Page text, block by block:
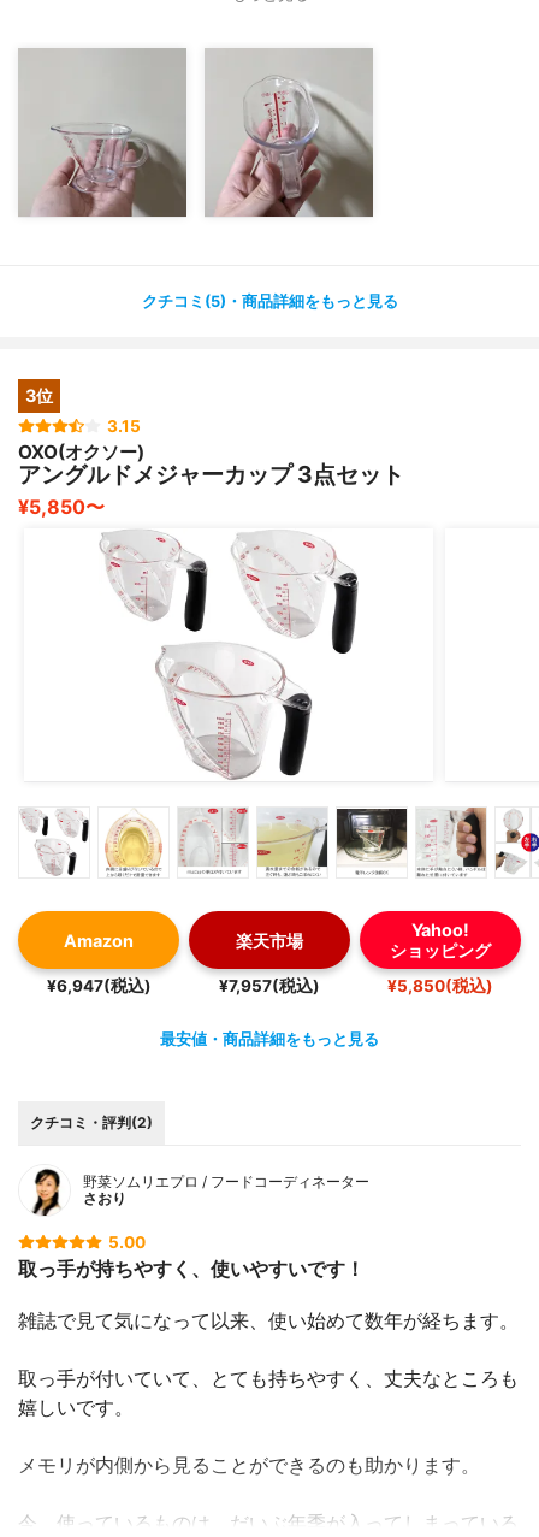
でフル活用させていただいています♪
クチコミ(5)・商品詳細をもっと見る
3位
3.15
OXO(オクソー)
アングルドメジャーカップ 3点セット
¥5,850〜
Amazon
¥6,947(税込)
楽天市場
¥7,957(税込)
Yahoo!
ショッピング
¥5,850(税込)
最安値・商品詳細をもっと見る
クチコミ・評判(2)
野菜ソムリエプロ / フードコーディネーター
さおり
5.00
取っ手が持ちやすく、使いやすいです！
雑誌で見て気になって以来、使い始めて数年が経ちます。
取っ手が付いていて、とても持ちやすく、丈夫なところも
嬉しいです。
メモリが内側から見ることができるのも助かります。
今、使っているものは、だいぶ年季が入ってしまっている